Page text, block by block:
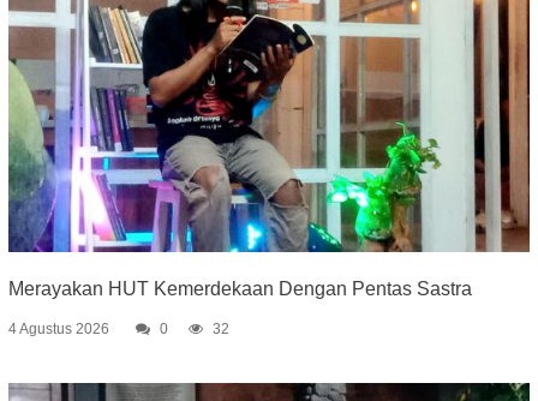
Merayakan HUT Kemerdekaan Dengan Pentas Sastra
4 Agustus 2026 0 32